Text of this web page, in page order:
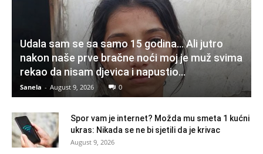
Udala sam se sa samo 15 godina… Ali jutro
nakon naše prve bračne noći moj je muž svima
rekao da nisam djevica i napustio...
Sanela - August 9, 2026 0
Spor vam je internet? Možda mu smeta 1 kućni
ukras: Nikada se ne bi sjetili da je krivac
August 9, 2026